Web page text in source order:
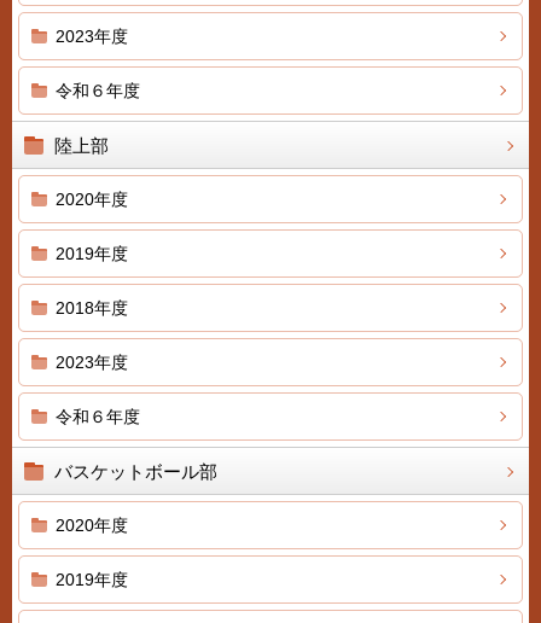
2023年度
令和６年度
陸上部
2020年度
2019年度
2018年度
2023年度
令和６年度
バスケットボール部
2020年度
2019年度